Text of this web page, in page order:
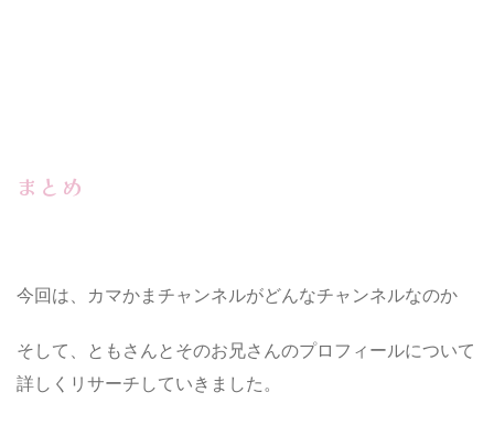
まとめ
今回は、カマかまチャンネルがどんなチャンネルなのか
そして、ともさんとそのお兄さんのプロフィールについて
詳しくリサーチしていきました。